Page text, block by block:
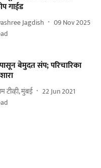
गाईड
Jagdish
09 Nov 2025
बेमुदत संप; परिचारिका
टीव्ही, मुंबई
22 Jun 2021